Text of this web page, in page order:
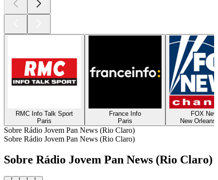
RMC Info Talk Sport
Paris
France Info
Paris
FOX
New
Sobre Rádio Jovem Pan News (Rio Claro)
Sobre Rádio Jovem Pan News (Rio Claro)
Sobre Rádio Jovem Pan News (Rio Claro)